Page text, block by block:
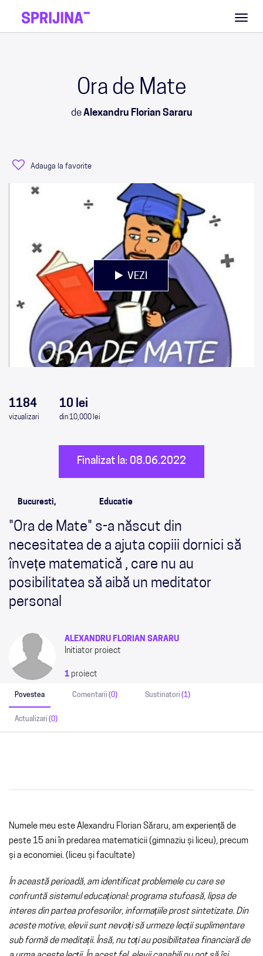
Ora de Mate
deAlexandru Florian Sararu
Adauga la favorite
VEZI
1184
vizualizari
10 lei
din 10,000 lei
Finalizat la: 08.06.2022
Bucuresti, Educatie
"Ora de Mate" s-a născut din
necesitatea de a ajuta copiii dornici să
învețe matematică , care nu au
posibilitatea să aibă un meditator
personal
ALEXANDRU FLORIAN SARARU
Initiator proiect
1 proiect
Povestea Comentarii (0) Sustinatori (1)
Actualizari (0)
Numele meu este Alexandru Florian Săraru, am experiență de
peste 15 ani în predarea matematicii (gimnaziu și liceu), precum
și a economiei. (liceu și facultate)
În această perioadă, am identificat problemele cu care se
confruntă sistemul educațional: programa stufoasă, lipsa de
interes din partea profesorilor, informațiile prost sintetizate. Din
aceste motive, elevii sunt nevoiți să urmeze lecții suplimentare
sub formă de meditații. Însă, nu toți au posibilitatea financiară de